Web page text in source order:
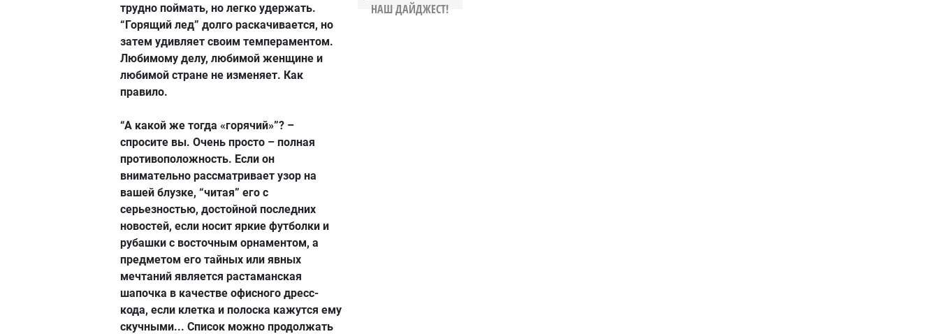
трудно поймать, но легко удержать.
“Горящий лед” долго раскачивается, но
затем удивляет своим темпераментом.
Любимому делу, любимой женщине и
любимой стране не изменяет. Как
правило.
“А какой же тогда «горячий»”? –
спросите вы. Очень просто – полная
противоположность. Если он
внимательно рассматривает узор на
вашей блузке, “читая” его с
серьезностью, достойной последних
новостей, если носит яркие футболки и
рубашки с восточным орнаментом, а
предметом его тайных или явных
мечтаний является растаманская
шапочка в качестве офисного дресс-
кода, если клетка и полоска кажутся ему
скучными... Список можно продолжать
НАШ ДАЙДЖЕСТ!